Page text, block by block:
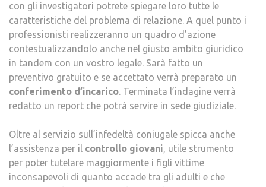
con gli investigatori potrete spiegare loro tutte le
caratteristiche del problema di relazione. A quel punto i
professionisti realizzeranno un quadro d’azione
contestualizzandolo anche nel giusto ambito giuridico
in tandem con un vostro legale. Sarà fatto un
preventivo gratuito e se accettato verrà preparato un
conferimento d’incarico. Terminata l’indagine verrà
redatto un report che potrà servire in sede giudiziale.
Oltre al servizio sull’infedeltà coniugale spicca anche
l’assistenza per il controllo giovani, utile strumento
per poter tutelare maggiormente i figli vittime
inconsapevoli di quanto accade tra gli adulti e che